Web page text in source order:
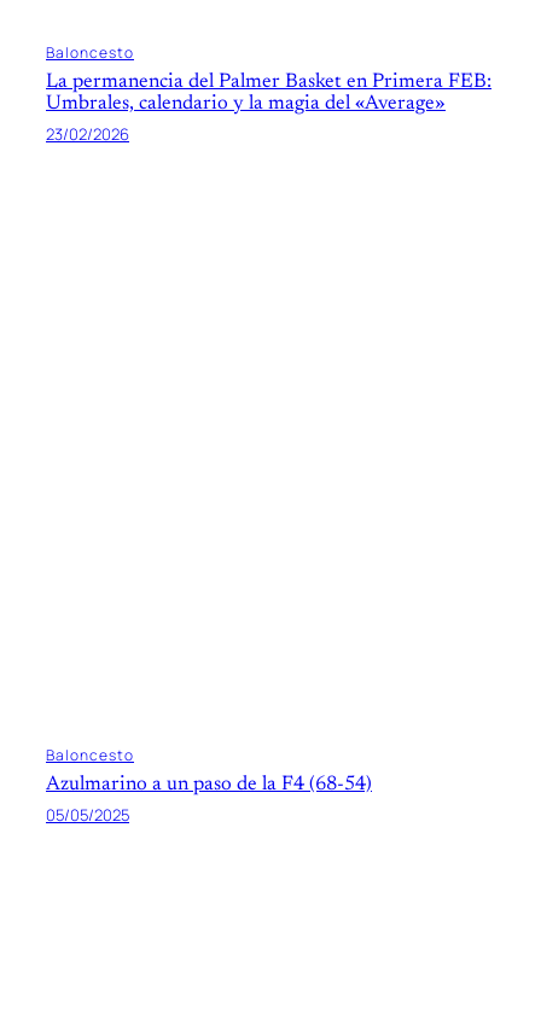
Baloncesto
La permanencia del Palmer Basket en Primera FEB:
Umbrales, calendario y la magia del «Average»
23/02/2026
Baloncesto
Azulmarino a un paso de la F4 (68-54)
05/05/2025